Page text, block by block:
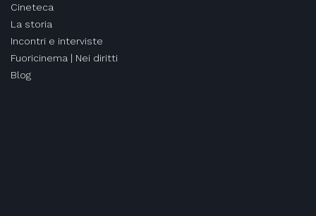
Cineteca
La storia
Incontri e interviste
Fuoricinema | Nei diritti
Blog